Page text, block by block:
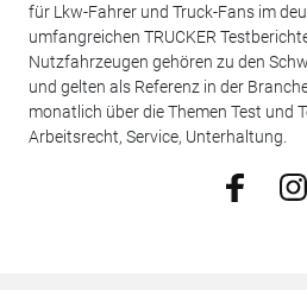
für Lkw-Fahrer und Truck-Fans im
umfangreichen TRUCKER
Nutzfahrzeugen gehören zu den
und gelten als Referenz in der
monatlich über die Themen Test und
Arbeitsrecht, Service, Unterhaltung.